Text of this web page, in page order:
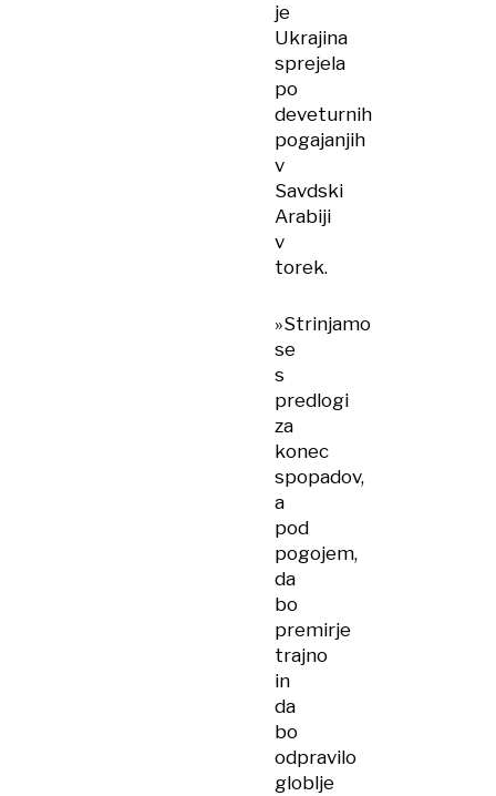
je
Ukrajina
sprejela
po
deveturnih
pogajanjih
v
Savdski
Arabiji
v
torek.
»Strinjamo
se
s
predlogi
za
konec
spopadov,
a
pod
pogojem,
da
bo
premirje
trajno
in
da
bo
odpravilo
globlje